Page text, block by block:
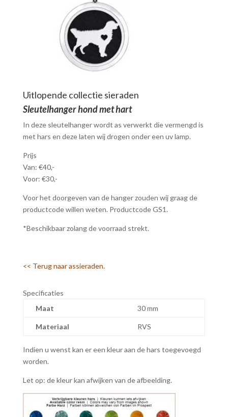
Uitlopende collectie sieraden
Sleutelhanger hond met hart
In deze sleutelhanger wordt as verwerkt die vermengd is
met hars en deze laten wij drogen onder een uv lamp.
Prijs
Van: €40,-
Voor: €30,-
Voor het doorgeven van de hanger zouden wij graag de
productcode willen weten. Productcode GS1.
*Beschikbaar zolang de voorraad strekt.
<< Terug naar assieraden.
Specificaties
Maat
30 mm
Materiaal RVS
Indien u wenst kan er een kleur aan de hars toegevoegd
worden.
Let op: de kleur kan afwijken van de afbeelding.